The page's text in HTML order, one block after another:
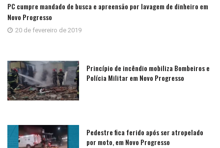
PC cumpre mandado de busca e apreensão por lavagem de dinheiro em
Novo Progresso
20 de fevereiro de 2019
Princípio de incêndio mobiliza Bombeiros e
Polícia Militar em Novo Progresso
Pedestre fica ferido após ser atropelado
por moto, em Novo Progresso